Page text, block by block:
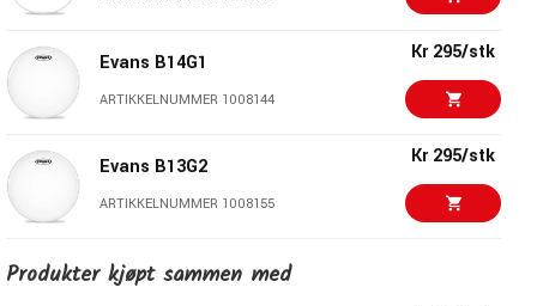
Evans B14G1
ARTIKKELNUMMER 1008144
Kr 295/stk
Evans B13G2
ARTIKKELNUMMER 1008155
Kr 295/stk
Evans B12G2
Produkter kjøpt sammen med